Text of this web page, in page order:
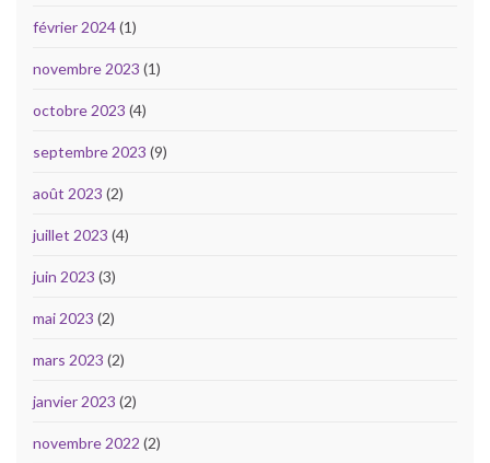
février 2024(1)
novembre 2023 (1)
octobre 2023 (4)
septembre 2023 (9)
août 2023 (2)
juillet 2023 (4)
juin 2023 (3)
mai 2023 (2)
mars 2023 (2)
janvier 2023 (2)
novembre 2022 (2)